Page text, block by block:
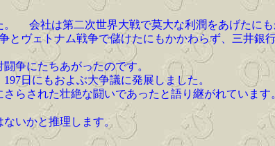
会社は第二次世界大戦で莫大な利潤をあげたに
とヴェトナム戦争で儲けたにもかかわらず、三井銀
争にたちあがったのです。
日にもおよぶ大争議に発展しました。
らされた壮絶な闘いであったと語り継がれています
いかと推理します。